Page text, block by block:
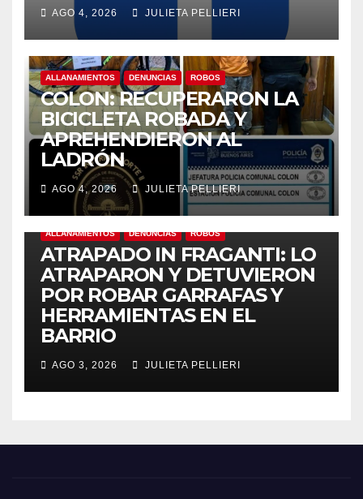
AGO 4, 2026 JULIETA PELLIERI
ALLANAMIENTOS DENUNCIAS ROBOS
COLON: RECUPERARON LA
BICICLETA ROBADA Y
APREHENDIERON AL
LADRÓN
AGO 4, 2026 JULIETA PELLIERI
ALLANAMIENTOS DENUNCIAS ROBOS
ATRAPADO IN FRAGANTI: LO
ATRAPARON Y DETUVIERON
POR ROBAR GARRAFAS Y
HERRAMIENTAS EN EL
BARRIO
AGO 3, 2026 JULIETA PELLIERI